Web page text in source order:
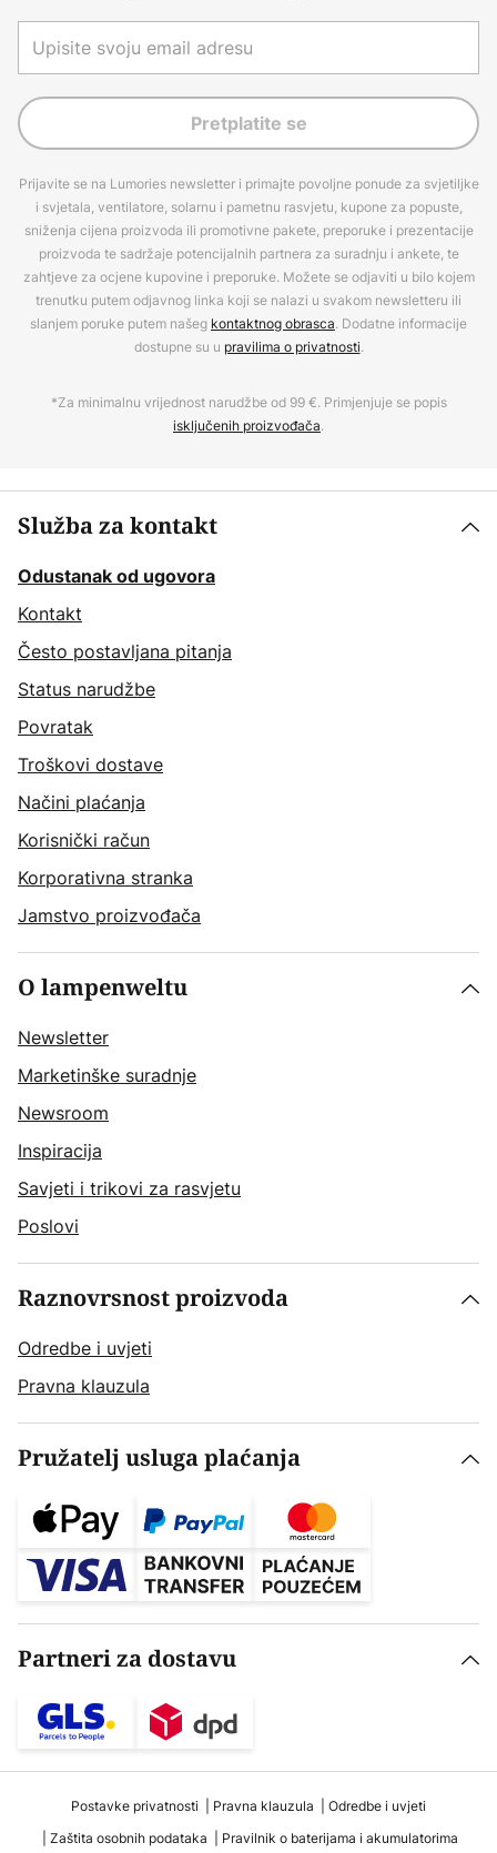
Pretplatite se
Prijavite se na Lumories newsletter i primajte povoljne ponude za svjetiljke
i svjetala, ventilatore, solarnu i pametnu rasvjetu, kupone za popuste,
sniženja cijena proizvoda ili promotivne pakete, preporuke i prezentacije
proizvoda te sadržaje potencijalnih partnera za suradnju i ankete, te
zahtjeve za ocjene kupovine i preporuke. Možete se odjaviti u bilo kojem
trenutku putem odjavnog linka koji se nalazi u svakom newsletteru ili
slanjem poruke putem našeg kontaktnog obrasca. Dodatne informacije
dostupne su u pravilima o privatnosti.
*Za minimalnu vrijednost narudžbe od 99 €. Primjenjuje se popis
isključenih proizvođača.
Služba za kontakt
Odustanak od ugovora
Kontakt
Često postavljana pitanja
Status narudžbe
Povratak
Troškovi dostave
Načini plaćanja
Korisnički račun
Korporativna stranka
Jamstvo proizvođača
O lampenweltu
Newsletter
Marketinške suradnje
Newsroom
Inspiracija
Savjeti i trikovi za rasvjetu
Poslovi
Raznovrsnost proizvoda
Odredbe i uvjeti
Pravna klauzula
Pružatelj usluga plaćanja
Partneri za dostavu
Postavke privatnosti Pravna klauzula
Odredbe i uvjeti
Zaštita osobnih podataka
Pravilnik o baterijama i akumulatorima